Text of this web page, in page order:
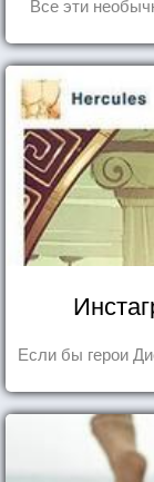
Все эти
Если бы герои